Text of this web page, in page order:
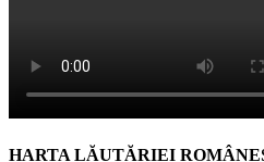
HARTA LĂUTĂRIEI